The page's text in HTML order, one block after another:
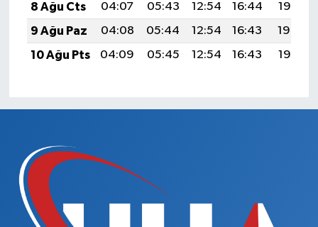
8 Ağu Cts
04:07 05:43 12:54 16:44
19:55
9 Ağu Paz
04:08 05:44 12:54 16:43
19:54
10 Ağu Pts
04:09 05:45 12:54 16:43 19:53